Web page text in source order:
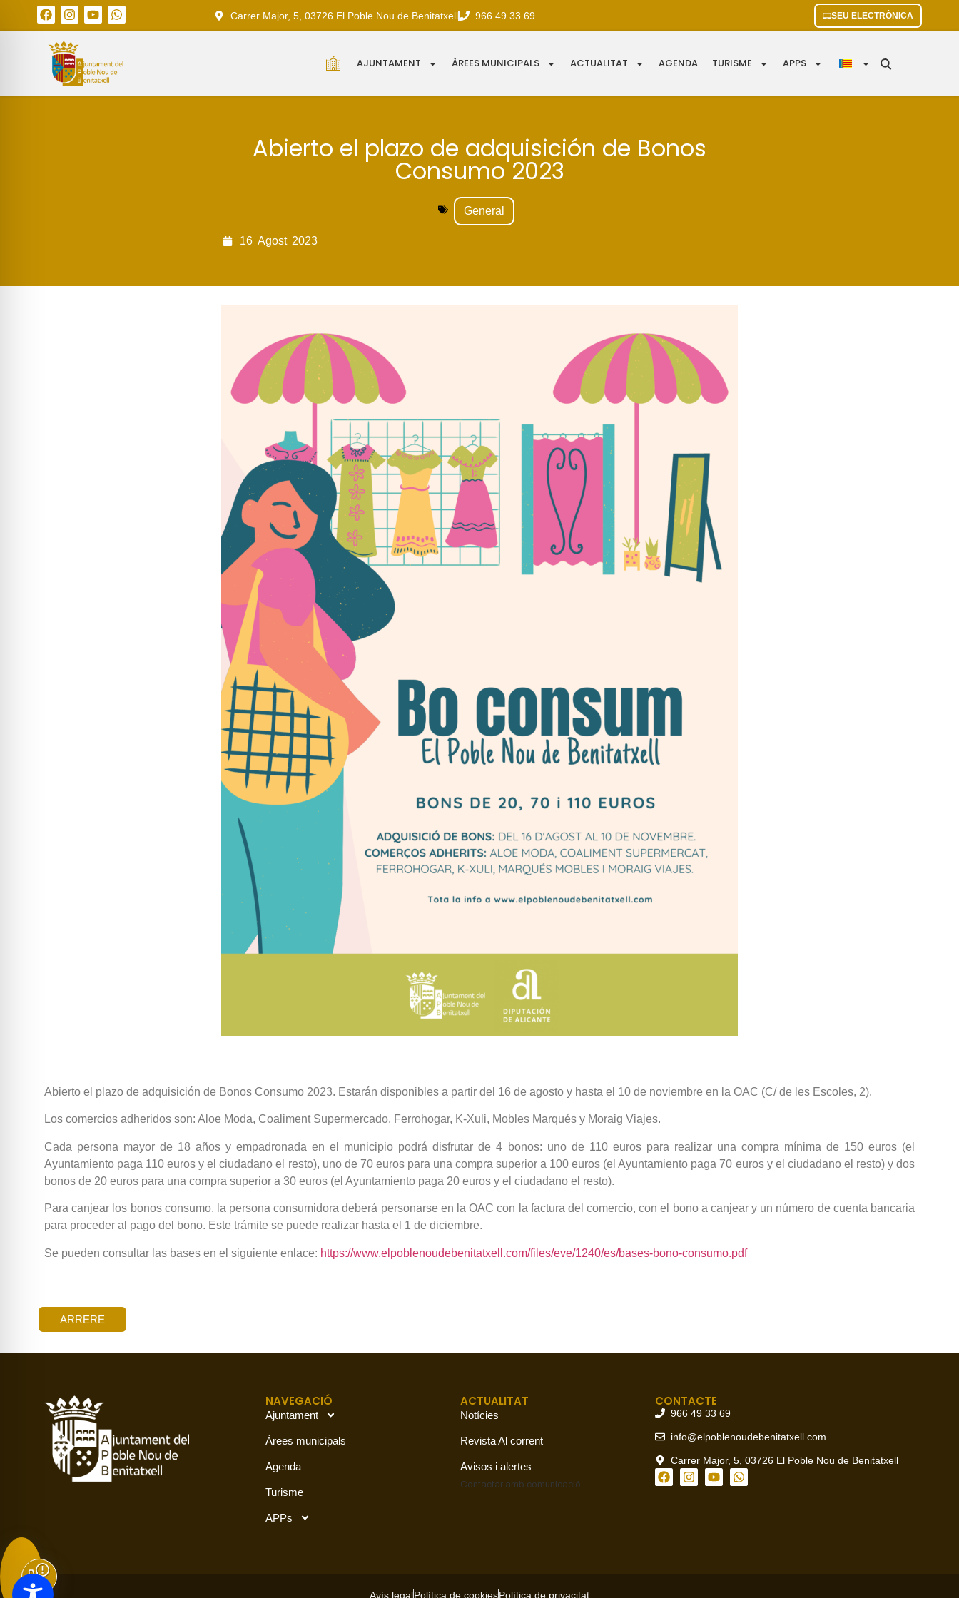
Carrer Major, 5, 03726 El Poble Nou de Benitatxell 966 49 33 69 SEU ELECTRÒNICA
AJUNTAMENT ÀREES MUNICIPALS ACTUALITAT AGENDA TURISME APPS
Abierto el plazo de adquisición de Bonos
Consumo 2023
General
16 Agost 2023
Abierto el plazo de adquisición de Bonos Consumo 2023. Estarán disponibles a partir del 16 de agosto y hasta el 10 de noviembre en la OAC (C/ de les Escoles, 2).
Los comercios adheridos son: Aloe Moda, Coaliment Supermercado, Ferrohogar, K-Xuli, Mobles Marqués y Moraig Viajes.
Cada persona mayor de 18 años y empadronada en el municipio podrá disfrutar de 4 bonos: uno de 110 euros para realizar una compra mínima de 150 euros (el
Ayuntamiento paga 110 euros y el ciudadano el resto), uno de 70 euros para una compra superior a 100 euros (el Ayuntamiento paga 70 euros y el ciudadano el resto) y dos
bonos de 20 euros para una compra superior a 30 euros (el Ayuntamiento paga 20 euros y el ciudadano el resto).
Para canjear los bonos consumo, la persona consumidora deberá personarse en la OAC con la factura del comercio, con el bono a canjear y un número de cuenta bancaria
para proceder al pago del bono. Este trámite se puede realizar hasta el 1 de diciembre.
Se pueden consultar las bases en el siguiente enlace: https://www.elpoblenoudebenitatxell.com/files/eve/1240/es/bases-bono-consumo.pdf
ARRERE
NAVEGACIÓ
Ajuntament
Àrees municipals
Agenda
Turisme
APPs
ACTUALITAT
Notícies
Revista Al corrent
Avisos i alertes
Contactar amb comunicació
CONTACTE
966 49 33 69
info@elpoblenoudebenitatxell.com
Carrer Major, 5, 03726 El Poble Nou de Benitatxell
Avís legalPolítica de cookiesPolítica de privacitat